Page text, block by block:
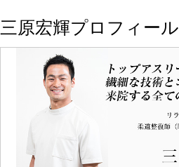
三原宏輝プロフィール